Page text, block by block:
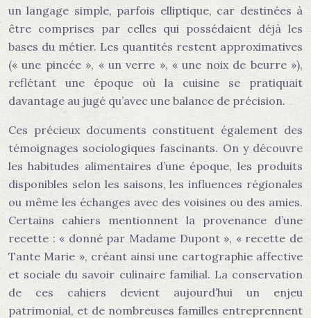
un langage simple, parfois elliptique, car destinées à
être comprises par celles qui possédaient déjà les
bases du métier. Les quantités restent approximatives
(« une pincée », « un verre », « une noix de beurre »),
reflétant une époque où la cuisine se pratiquait
davantage au jugé qu’avec une balance de précision.
Ces précieux documents constituent également des
témoignages sociologiques fascinants. On y découvre
les habitudes alimentaires d’une époque, les produits
disponibles selon les saisons, les influences régionales
ou même les échanges avec des voisines ou des amies.
Certains cahiers mentionnent la provenance d’une
recette : « donné par Madame Dupont », « recette de
Tante Marie », créant ainsi une cartographie affective
et sociale du savoir culinaire familial. La conservation
de ces cahiers devient aujourd’hui un enjeu
patrimonial, et de nombreuses familles entreprennent